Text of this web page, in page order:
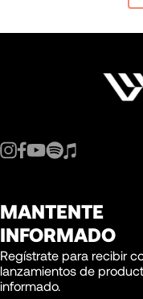
MANTENTE
INFORMADO
Regístrate para recibir
lanzamientos de
informado.